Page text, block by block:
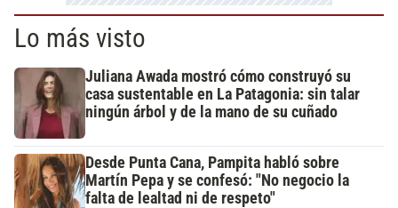
Lo más visto
Juliana Awada mostró cómo construyó su
casa sustentable en La Patagonia: sin talar
ningún árbol y de la mano de su cuñado
Desde Punta Cana, Pampita habló sobre
Martín Pepa y se confesó: "No negocio la
falta de lealtad ni de respeto"